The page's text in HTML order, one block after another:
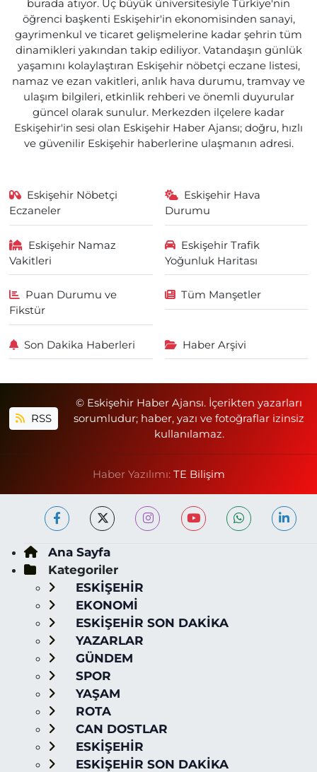
burada atıyor. Üç büyük üniversitesiyle Türkiye'nin
öğrenci başkenti Eskişehir'in ekonomisinden sanayi,
gayrimenkul ve ticaret gelişmelerine kadar şehrin tüm
dinamikleri yakından takip ediliyor. Vatandaşın günlük
yaşamını kolaylaştıran Eskişehir nöbetçi eczane listesi,
namaz ve ezan vakitleri, anlık hava durumu, tramvay ve
ulaşım bilgileri, etkinlik rehberi ve önemli duyurular
güncel olarak sunulur. Merkezden ilçelere kadar
Eskişehir'in sesi olan Eskişehir Haber Ajansı; doğru, hızlı
ve güvenilir Eskişehir haberlerine ulaşmanın adresi.
Eskişehir Nöbetçi
Eczaneler
Eskişehir Hava
Durumu
Eskişehir Namaz
Vakitleri
Eskişehir Trafik
Yoğunluk Haritası
Puan Durumu ve
Fikstür
Tüm Manşetler
Son Dakika Haberleri Haber Arşivi
RSS
© Eskişehir Haber Ajansı. İçerikten yazarları
sorumludur; haber, yazı ve fotoğraflar izinsiz
kullanılamaz.
Haber Yazılımı: TE Bilişim
Ana Sayfa
Kategoriler
ESKİŞEHİR
EKONOMİ
ESKİŞEHİR SON DAKİKA
YAZARLAR
GÜNDEM
SPOR
YAŞAM
ROTA
CAN DOSTLAR
ESKİŞEHİR
ESKİŞEHİR SON DAKİKA